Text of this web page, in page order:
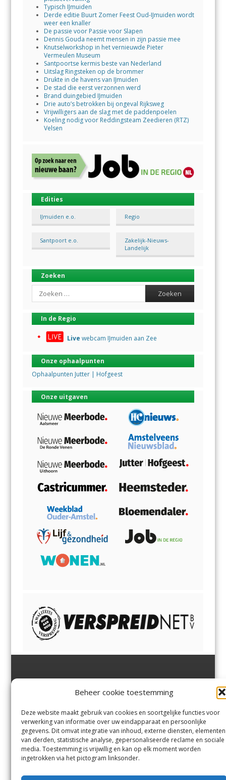
Beheer cookie toestemming
Deze website maakt gebruik van cookies en soortgelijke functies voor
verwerking van informatie over uw eindapparaat en persoonlijke
gegevens. Dit omvat integratie van inhoud, externe diensten, elementen
van derden, statistische analyse, gepersonaliseerde reclame en sociale
media. Toestemming is vrijwillig en kan op elk moment worden
ingetrokken via het pictogram linksonder.
Typisch IJmuiden
Derde editie Buurt Zomer Feest Oud-IJmuiden wordt
weer een knaller
De passie voor Passie voor Slapen
Dennis Gouda neemt mensen in zijn passie mee
Knutselworkshop in het vernieuwde Pieter
Vermeulen Museum
Santpoortse kermis beste van Nederland
Uitslag Ringsteken op de brommer
Drukte in de havens van IJmuiden
De stad die eerst verzonnen werd
Brand duingebied IJmuiden
Drie auto’s betrokken bij ongeval Rijksweg
Vrijwilligers aan de slag met de paddenpoelen
Koeling nodig voor Reddingsteam Zeedieren (RTZ)
Velsen
Edities
IJmuiden e.o. Regio
Santpoort e.o.
Zakelijk-Nieuws-
Landelijk
Zoeken
Search
In de Regio
Live webcam IJmuiden aan Zee
Onze ophaalpunten
Ophaalpunten Jutter | Hofgeest
Onze uitgaven
Margadantstraat 34
0255-533900
info@jutter.nlofinfo@hofgee
st.nl
Velserbroek,Velsen-Zuid,
Zuid,Driehuisen
Spaarnwoude.
Contact
Andere uitgaven